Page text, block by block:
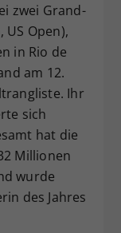
zwei Grand-
Open),
in Rio de
am 12.
Ihr
sich
hat die
Millionen
wurde
des Jahres